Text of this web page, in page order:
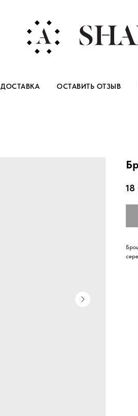
ДОСТАВКА ОСТАВИТЬ ОТЗЫВ
18